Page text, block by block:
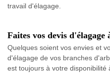
travail d'élagage.
Faites vos devis d'élagage
Quelques soient vos envies et
d'élagage de vos branches
est toujours à votre